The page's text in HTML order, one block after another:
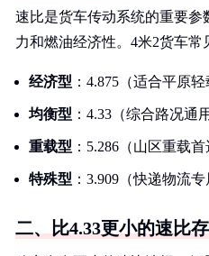
速比是货车传动系统的重要
力和燃油经济性。4米2货车常
经济型 ：4.875（适合平原轻
均衡型 ：4.33（综合路况通用
重载型 ：5.286（山区重载首
特殊型 ：3.909（快递物流专
二、比4.33更小的速比